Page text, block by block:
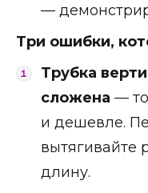
—
Три ошибки,
Трубка
сложена —
и дешевле.
вытягивайте
длину.